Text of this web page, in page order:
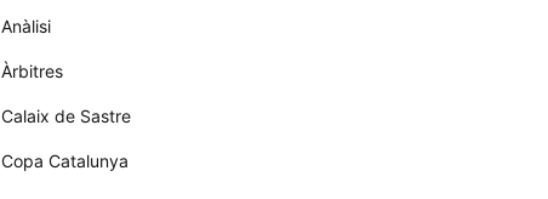
Anàlisi
Àrbitres
Calaix de Sastre
Copa Catalunya